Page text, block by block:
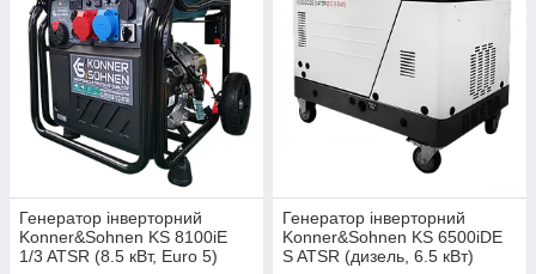
Генератор інверторний
Konner&Sohnen KS 8100iE
1/3 ATSR (8.5 кВт, Euro 5)
Генератор інверторний
Konner&Sohnen KS 6500iDE
S ATSR (дизель, 6.5 кВт)